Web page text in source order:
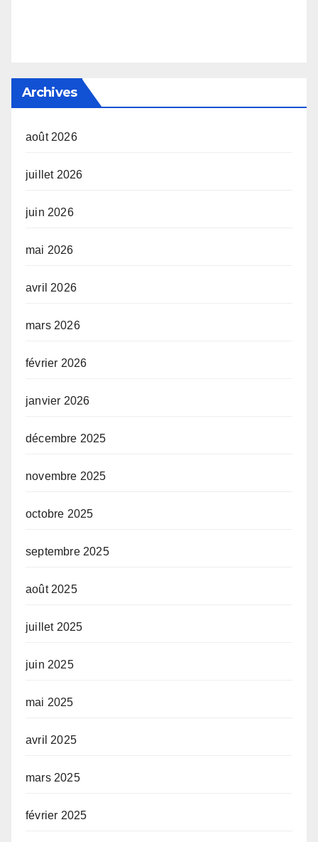
Archives
août 2026
juillet 2026
juin 2026
mai 2026
avril 2026
mars 2026
février 2026
janvier 2026
décembre 2025
novembre 2025
octobre 2025
septembre 2025
août 2025
juillet 2025
juin 2025
mai 2025
avril 2025
mars 2025
février 2025